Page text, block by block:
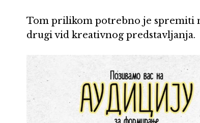
Tom prilikom potrebno je spremiti
drugi vid kreativnog predstavljanja.